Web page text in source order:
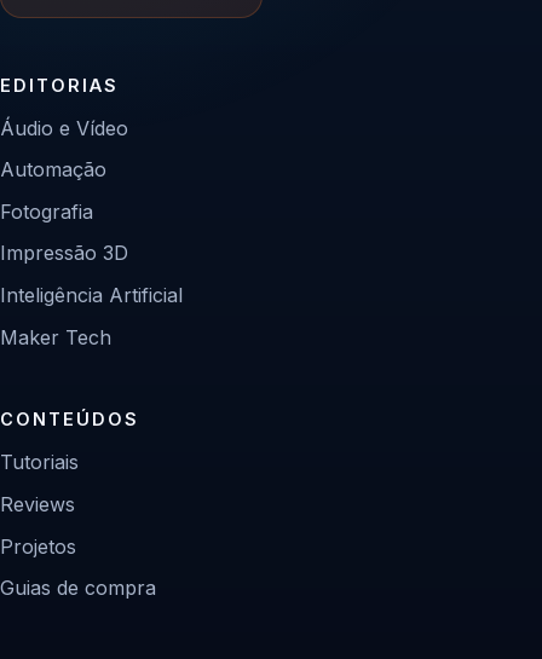
EDITORIAS
Áudio e Vídeo
Automação
Fotografia
Impressão 3D
Inteligência Artificial
Maker Tech
CONTEÚDOS
Tutoriais
Reviews
Projetos
Guias de compra